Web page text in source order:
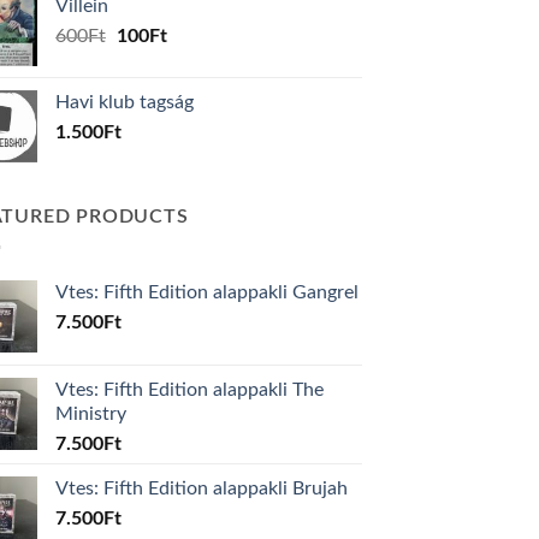
Villein
600Ft
Original
600Ft.
100FtCurrent
100Ft.
Havi klub tagság
1.500Ft
PRODUCTS
Vtes: Fifth Edition alappakli Gangrel
7.500Ft
Vtes: Fifth Edition alappakli The
Ministry
7.500Ft
Vtes: Fifth Edition alappakli Brujah
7.500Ft